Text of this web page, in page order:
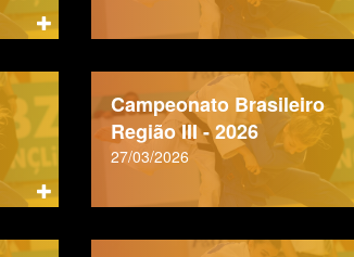
Campeonato Brasileiro
Região III - 2026
27/03/2026